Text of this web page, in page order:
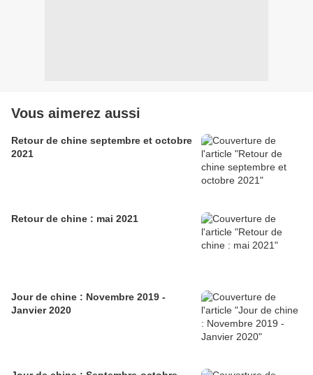
Vous aimerez aussi
Retour de chine septembre et octobre
2021
Retour de chine : mai 2021
Jour de chine : Novembre 2019 -
Janvier 2020